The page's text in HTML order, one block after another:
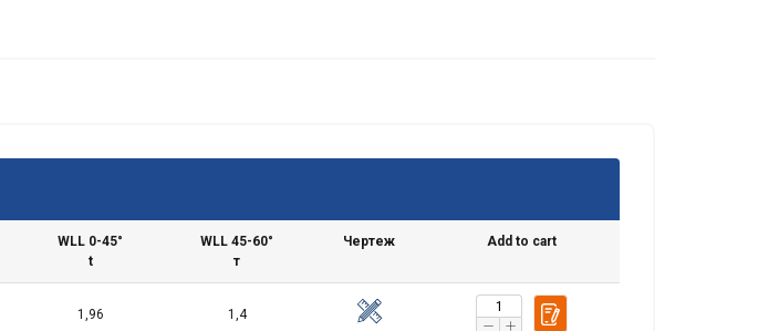
WLL 0-45°
t
WLL 45-60°
т
Чертеж Add to cart
1,96 1,4
съдържанието, рекламите и да
реклама и анализи, които може да я комбинират
или която са събрали от вашето използване
Функционалност